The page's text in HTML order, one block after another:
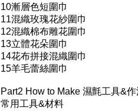
10漸層色短圍巾
11混織玫瑰花紗圍巾
12混織棉布雕花圍巾
13立體花朵圍巾
14花布拼接混織圍巾
15羊毛蕾絲圍巾
Part2 How to Make 濕氈工具&作
常用工具&材料